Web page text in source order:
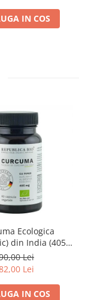
IN COS
Ecologica
din India (405
BIO, 60
capsule
Lei
Lei
IN COS